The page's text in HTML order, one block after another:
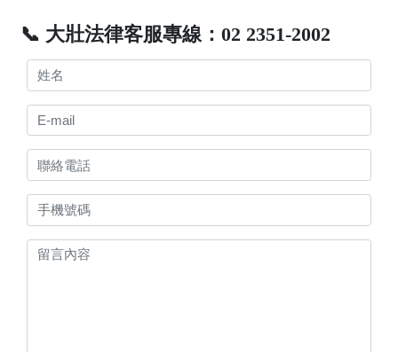
📞 大壯法律客服專線：02 2351-2002